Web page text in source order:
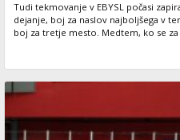
Tudi tekmovanje v EBYSL počasi
dejanje, boj za naslov najboljšega v
boj za tretje mesto. Medtem, ko se za